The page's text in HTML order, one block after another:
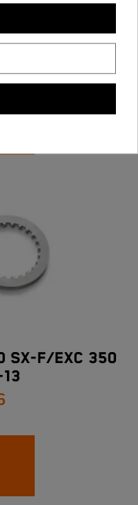
2003-2017
SX-F/EXC 350
13